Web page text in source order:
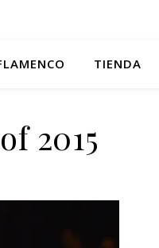
TIENDA
2015